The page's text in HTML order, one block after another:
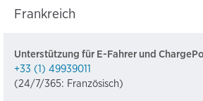
Frankreich
Unterstützung für E-Fahrer und
+33 (1) 49939011
(24/7/365: Französisch)